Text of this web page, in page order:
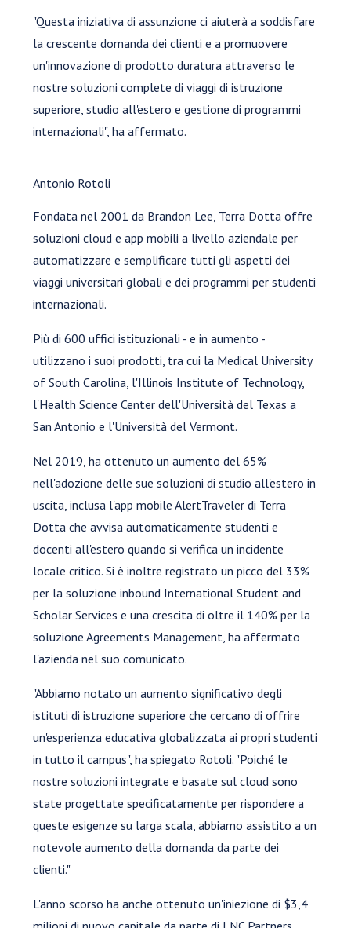
"Questa iniziativa di assunzione ci aiuterà a soddisfare
la crescente domanda dei clienti e a promuovere
un'innovazione di prodotto duratura attraverso le
nostre soluzioni complete di viaggi di istruzione
superiore, studio all'estero e gestione di programmi
internazionali", ha affermato.
Antonio Rotoli
Fondata nel 2001 da Brandon Lee, Terra Dotta offre
soluzioni cloud e app mobili a livello aziendale per
automatizzare e semplificare tutti gli aspetti dei
viaggi universitari globali e dei programmi per studenti
internazionali.
Più di 600 uffici istituzionali - e in aumento -
utilizzano i suoi prodotti, tra cui la Medical University
of South Carolina, l'Illinois Institute of Technology,
l'Health Science Center dell'Università del Texas a
San Antonio e l'Università del Vermont.
Nel 2019, ha ottenuto un aumento del 65%
nell'adozione delle sue soluzioni di studio all'estero in
uscita, inclusa l'app mobile AlertTraveler di Terra
Dotta che avvisa automaticamente studenti e
docenti all'estero quando si verifica un incidente
locale critico. Si è inoltre registrato un picco del 33%
per la soluzione inbound International Student and
Scholar Services e una crescita di oltre il 140% per la
soluzione Agreements Management, ha affermato
l'azienda nel suo comunicato.
"Abbiamo notato un aumento significativo degli
istituti di istruzione superiore che cercano di offrire
un'esperienza educativa globalizzata ai propri studenti
in tutto il campus", ha spiegato Rotoli. "Poiché le
nostre soluzioni integrate e basate sul cloud sono
state progettate specificatamente per rispondere a
queste esigenze su larga scala, abbiamo assistito a un
notevole aumento della domanda da parte dei
clienti."
L'anno scorso ha anche ottenuto un'iniezione di $3,4